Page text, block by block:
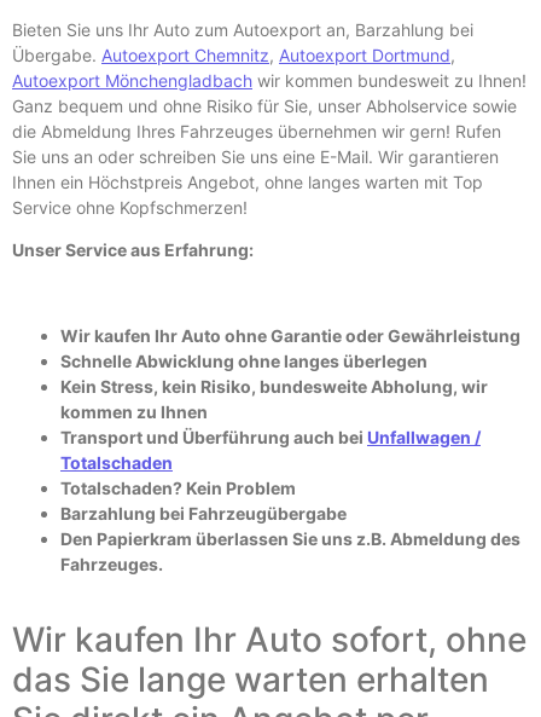
Bieten Sie uns Ihr Auto zum Autoexport an, Barzahlung bei
Übergabe. Autoexport Chemnitz, Autoexport Dortmund,
Autoexport Mönchengladbach wir kommen bundesweit zu Ihnen!
Ganz bequem und ohne Risiko für Sie, unser Abholservice sowie
die Abmeldung Ihres Fahrzeuges übernehmen wir gern! Rufen
Sie uns an oder schreiben Sie uns eine E-Mail. Wir garantieren
Ihnen ein Höchstpreis Angebot, ohne langes warten mit Top
Service ohne Kopfschmerzen!
Unser Service aus Erfahrung:
Wir kaufen Ihr Auto ohne Garantie oder Gewährleistung
Schnelle Abwicklung ohne langes überlegen
Kein Stress, kein Risiko, bundesweite Abholung, wir
kommen zu Ihnen
Transport und Überführung auch bei Unfallwagen /
Totalschaden
Totalschaden? Kein Problem
Barzahlung bei Fahrzeugübergabe
Den Papierkram überlassen Sie uns z.B. Abmeldung des
Fahrzeuges.
Wir kaufen Ihr Auto sofort, ohne
das Sie lange warten erhalten